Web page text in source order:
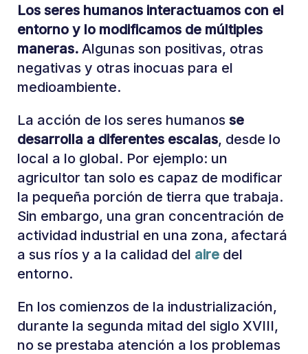
Los seres humanos interactuamos con el
entorno y lo modificamos de múltiples
maneras.Algunas son positivas, otras
negativas y otras inocuas para el
medioambiente.
La acción de los seres humanos se
desarrolla a diferentes escalas, desde lo
local a lo global. Por ejemplo: un
agricultor tan solo es capaz de modificar
la pequeña porción de tierra que trabaja.
Sin embargo, una gran concentración de
actividad industrial en una zona, afectará
a sus ríos y a la calidad del airedel
entorno.
En los comienzos de la industrialización,
durante la segunda mitad del siglo XVIII,
no se prestaba atención a los problemas